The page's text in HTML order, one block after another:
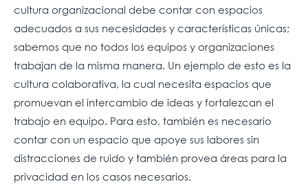
cultura organizacional debe contar con espacios
adecuados a sus necesidades y características únicas;
sabemos que no todos los equipos y organizaciones
trabajan de la misma manera. Un ejemplo de esto es la
cultura colaborativa, la cual necesita espacios que
promuevan el intercambio de ideas y fortalezcan el
trabajo en equipo. Para esto, también es necesario
contar con un espacio que apoye sus labores sin
distracciones de ruido y también provea áreas para la
privacidad en los casos necesarios.